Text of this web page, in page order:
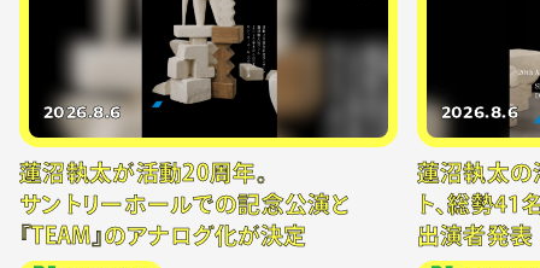
2026.8.6
蓮沼執太が活動20周年。
サントリーホールでの記念公演と
『TEAM』のアナログ化が決定
2026.8.6
蓮沼執太の
ト、総勢41
出演者発表